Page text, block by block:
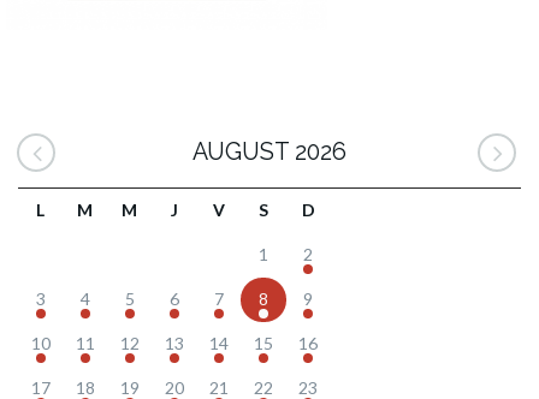
AUGUST 2026
L M M J V S D
1 2
3 4 5 6 7 8 9
10 11 12 13 14 15 16
17 18 19 20 21 22 23